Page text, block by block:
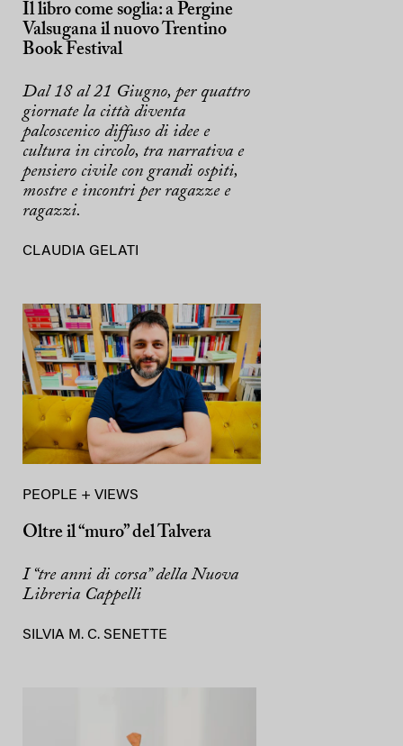
Il libro come soglia: a Pergine
Valsugana il nuovo Trentino
Book Festival
Dal 18 al 21 Giugno, per quattro
giornate la città diventa
palcoscenico diffuso di idee e
cultura in circolo, tra narrativa e
pensiero civile con grandi ospiti,
mostre e incontri per ragazze e
ragazzi.
CLAUDIA GELATI
PEOPLE + VIEWS
Oltre il “muro” del Talvera
I “tre anni di corsa” della Nuova
Libreria Cappelli
SILVIA M. C. SENETTE